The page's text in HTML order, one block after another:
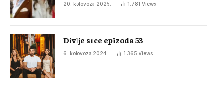
20. kolovoza 2025. 1.781 Views
Divlje srce epizoda 53
6. kolovoza 2024. 1.365 Views